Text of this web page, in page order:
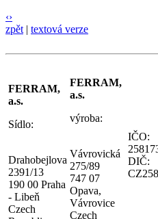
‹›
zpět | textová verze
FERRAM,
a.s.
Sídlo:
Drahobejlova
2391/13
190 00 Praha
- Libeň
Czech
FERRAM,
a.s.
výroba:
Vávrovická
275/89
747 07
Opava,
Vávrovice
Czech
IČO:
DIČ: